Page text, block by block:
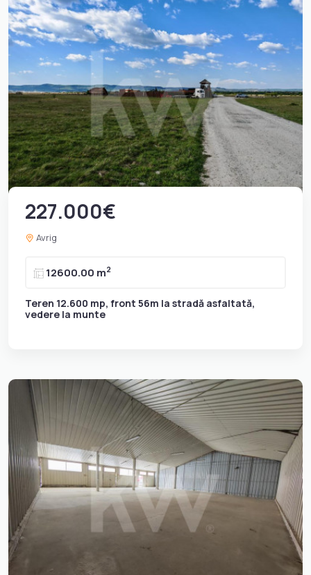
227.000€
Avrig
12600.00 m2
Teren 12.600 mp, front 56m la stradă asfaltată,
vedere la munte